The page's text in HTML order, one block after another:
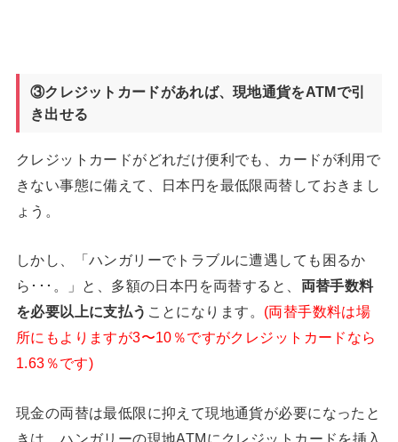
③クレジットカードがあれば、現地通貨をATMで引
き出せる
クレジットカードがどれだけ便利でも、カードが利用で
きない事態に備えて、日本円を最低限両替しておきまし
ょう。
しかし、「ハンガリーでトラブルに遭遇しても困るか
ら･･･。」と、多額の日本円を両替すると、 両替手数料
を必要以上に支払う ことになります。 (両替手数料は場
所にもよりますが3〜10％ですがクレジットカードなら
1.63％です)
現金の両替は最低限に抑えて現地通貨が必要になったと
きは、ハンガリーの現地ATMにクレジットカードを挿入